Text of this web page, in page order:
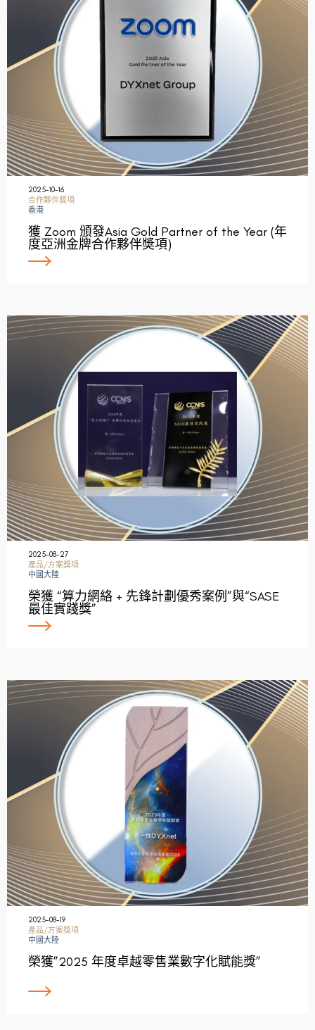
2025-10-16
合作夥伴獎項
香港
獲 Zoom 頒發Asia Gold Partner of the Year (年
度亞洲金牌合作夥伴奬項)
2025-08-27
產品/方案獎項
中國大陸
榮獲 “算力網絡 + 先鋒計劃優秀案例”與“SASE
最佳實踐獎”
2025-08-19
產品/方案獎項
中國大陸
榮獲”2025 年度卓越零售業數字化賦能獎”